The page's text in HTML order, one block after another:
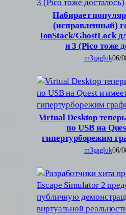
Набирает
(исправленный)
IonStack/GhostLock
и 3 (Pico тоже
m3gagluk06/
Virtual Desktop
по USB на
гипертурборежим
m3gagluk06/